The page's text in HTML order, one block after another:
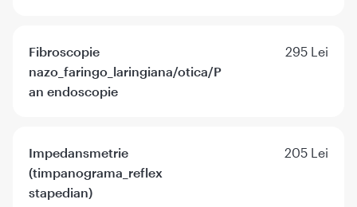
Fibroscopie
nazo_faringo_laringiana/otica/P
an endoscopie
295 Lei
Impedansmetrie
(timpanograma_reflex
stapedian)
205 Lei